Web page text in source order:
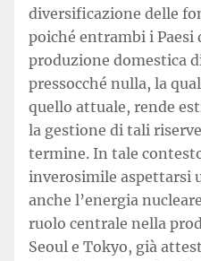
diversificazione delle
poiché entrambi i Paesi
produzione domestica
pressocché nulla, la
quello attuale, rende
la gestione di tali
termine. In tale
inverosimile aspettarsi
anche l’energia
ruolo centrale nella
Seoul e Tokyo, già